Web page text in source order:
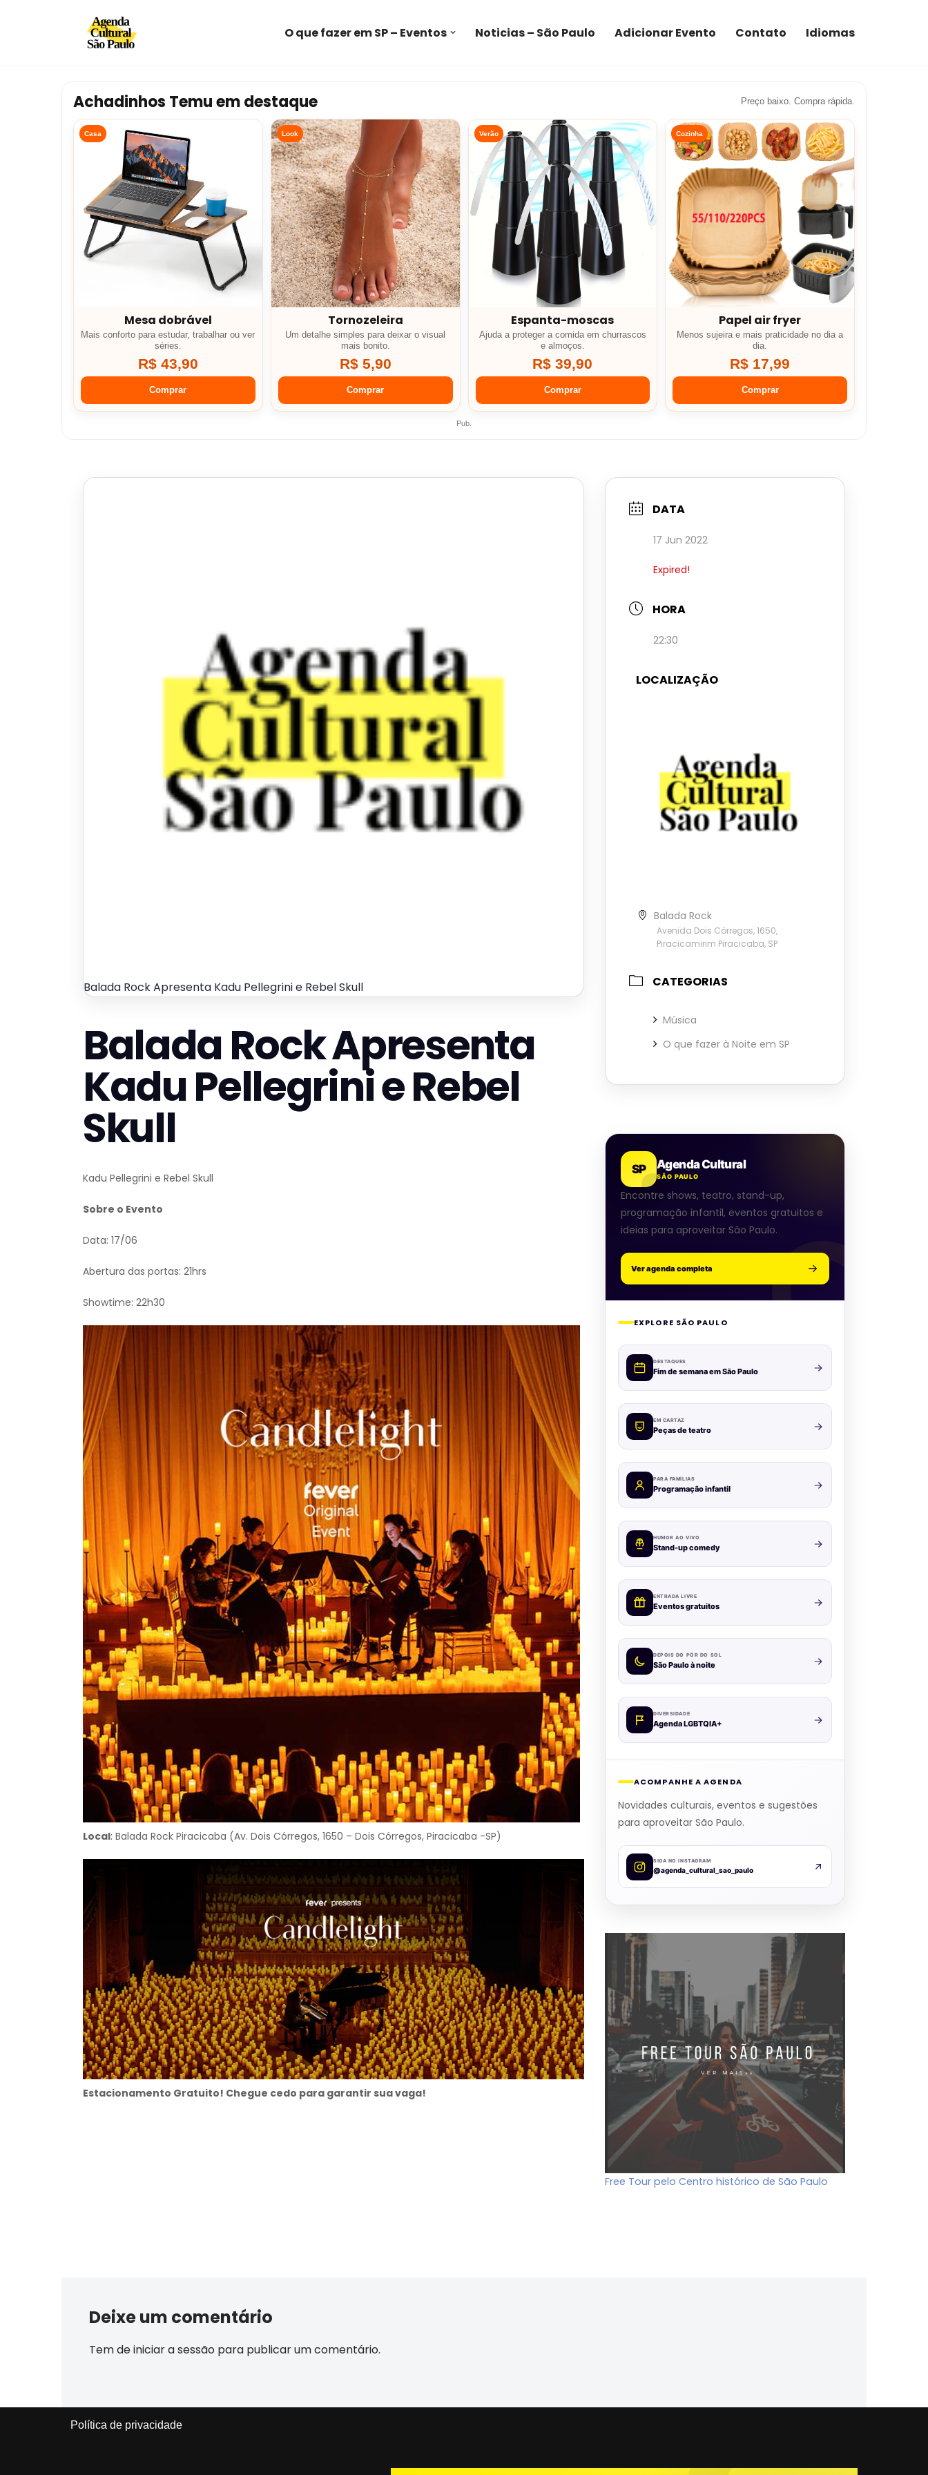
O que fazer em SP – Eventos Noticias – São Paulo Adicionar Evento Contato Idiomas
Achadinhos Temu em destaque Preço baixo. Compra rápida.
Casa
Mesa dobrável
Mais conforto para estudar, trabalhar ou ver
séries.
R$ 43,90
Comprar
Look
Tornozeleira
Um detalhe simples para deixar o visual
mais bonito.
R$ 5,90
Comprar
Verão
Espanta-moscas
Ajuda a proteger a comida em churrascos
e almoços.
R$ 39,90
Comprar
Cozinha
Papel air fryer
Menos sujeira e mais praticidade no dia a
dia.
R$ 17,99
Comprar
Pub.
Balada Rock Apresenta Kadu Pellegrini e Rebel Skull
Balada Rock Apresenta
Kadu Pellegrini e Rebel
Skull
Kadu Pellegrini e Rebel Skull
Sobre o Evento
Data: 17/06
Abertura das portas: 21hrs
Showtime: 22h30
Local: Balada Rock Piracicaba (Av. Dois Córregos, 1650 – Dois Córregos, Piracicaba -SP)
Estacionamento Gratuito! Chegue cedo para garantir sua vaga!
DATA
17 Jun 2022
Expired!
HORA
22:30
LOCALIZAÇÃO
Balada Rock
Avenida Dois Córregos, 1650,
Piracicamirim Piracicaba, SP
CATEGORIAS
Música
O que fazer à Noite em SP
SP Agenda Cultural
SÃO PAULO
Encontre shows, teatro, stand-up,
programação infantil, eventos gratuitos e
ideias para aproveitar São Paulo.
Ver agenda completa
EXPLORE SÃO PAULO
DESTAQUES
Fim de semana em São Paulo
EM CARTAZ
Peças de teatro
PARA FAMÍLIAS
Programação infantil
HUMOR AO VIVO
Stand-up comedy
ENTRADA LIVRE
Eventos gratuitos
DEPOIS DO PÔR DO SOL
São Paulo à noite
DIVERSIDADE
Agenda LGBTQIA+
ACOMPANHE A AGENDA
Novidades culturais, eventos e sugestões
para aproveitar São Paulo.
SIGA NO INSTAGRAM
@agenda_cultural_sao_paulo
Free Tour pelo Centro histórico de São Paulo
Deixe um comentário
Tem deiniciar a sessão para publicar um comentário.
Política de privacidade